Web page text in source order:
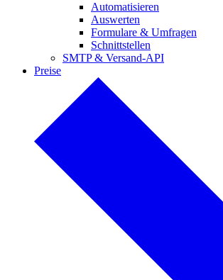
Automatisieren
Auswerten
Formulare & Umfragen
Schnittstellen
SMTP & Versand-API
Preise